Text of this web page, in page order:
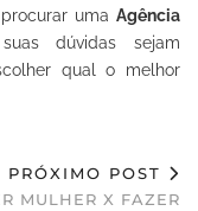
uma Agência
dúvidas sejam
qual o melhor
PRÓXIMO POST
MULHER X FAZER